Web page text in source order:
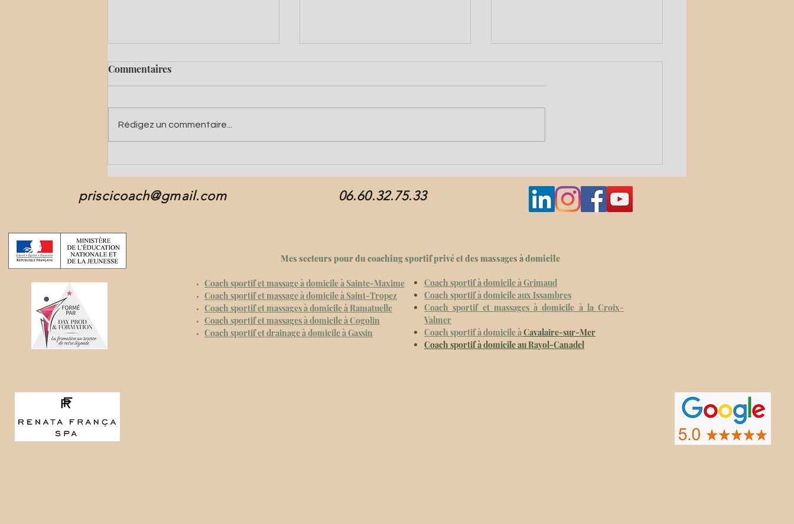
Quels différences entre un
massage bien-être et un
drainage lymphatique?
Ce que vous devez savoir sur
les fruits rouges!
Quel sport choisir?
Comment faire le meilleur
choix?
Commentaires
Rédigez un commentaire...
priscicoach@gmail.com 06.60.32.75.33
Mes secteurs pour du coaching sportif privé et des massages à domicile
Coach sportif et massage à domicile à Sainte-Maxime
Coach sportif et massage à domicile à Saint-Tropez
Coach sportif et massages à domicile à Ramatuelle
Coach sportif et massages à domicile à Cogolin
Coach sportif et drainage à domicile à Gassin
Coach sportif à domicile à Grimaud
Coach sportif à domicile aux Issambres
Coach sportif et massages à domicile à la Croix-
Valmer
Coach sportif à domicile àCavalaire-sur-Mer
Coach sportif à domicile auRayol-Canadel